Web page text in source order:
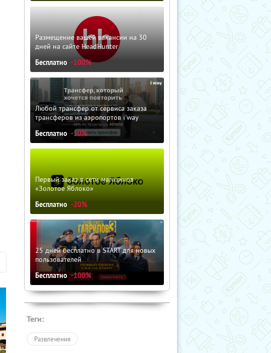
Размещение вашей вакансии на 30
дней на сайте HeadHunter
Бесплатно -100%
Любой трансфер от сервиса заказа
трансферов из аэропортов i'way
Бесплатно -10%
Первый заказ в сети магазинов
«Золотое Яблоко»
Бесплатно -20%
25 дней бесплатно в START для новых
пользователей
Бесплатно -100%
Теги:
Развлечения